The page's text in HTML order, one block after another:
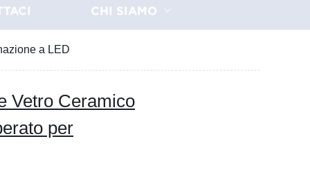
CHI SIAMO
a LED
Vetro Ceramico
per